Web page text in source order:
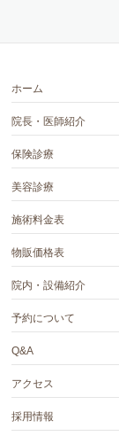
ホーム
院長・医師紹介
保険診療
美容診療
施術料金表
物販価格表
院内・設備紹介
予約について
Q&A
アクセス
採用情報